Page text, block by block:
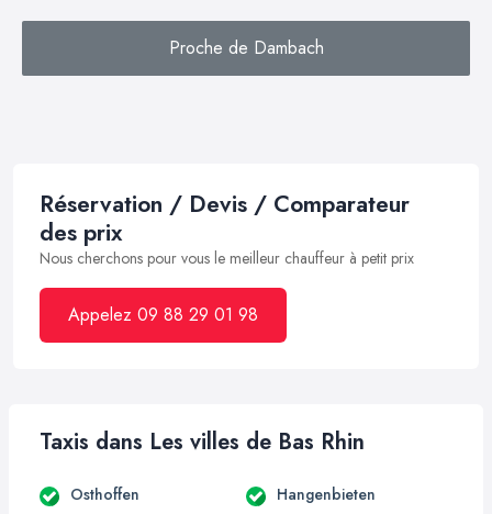
Proche de Dambach
Réservation / Devis / Comparateur
des prix
Nous cherchons pour vous le meilleur chauffeur à petit prix
Appelez 09 88 29 01 98
Taxis dans Les villes de Bas Rhin
Osthoffen Hangenbieten